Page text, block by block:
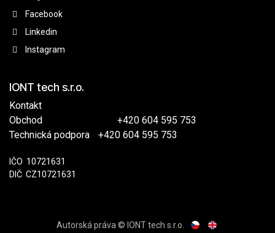
Facebook
Linkedin
Instagram
IONT tech s.r.o.
Kontakt
Obchod
+420 604 595 753
Technická podpora
​+420 604 595 753
IČO ​​10721631
DIČ ​CZ10721631
Autorská práva © IONT tech s.r.o.